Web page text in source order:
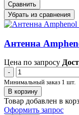
Сравнить
Убрать из сравнения
Антенна
Цена по запросу
-
Минимальный заказ 1 шт.
В корзину
Товар добавлен в
Оформить запрос